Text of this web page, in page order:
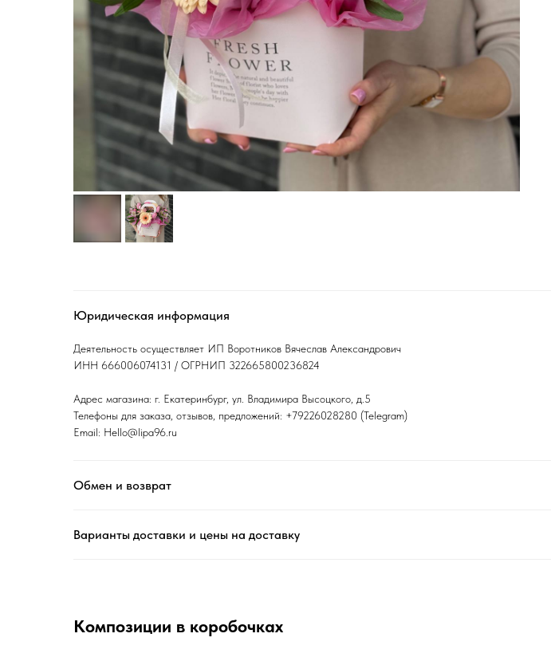
Юридическая информация
Деятельность осуществляет ИП Воротников Вячеслав Александрович
ИНН 666006074131 / ОГРНИП 322665800236824
Адрес магазина: г. Екатеринбург, ул. Владимира Высоцкого, д.5
Телефоны для заказа, отзывов, предложений: +79226028280 (Telegram)
Email: Hello@lipa96.ru
Обмен и возврат
Варианты доставки и цены на доставку
Композиции в коробочках